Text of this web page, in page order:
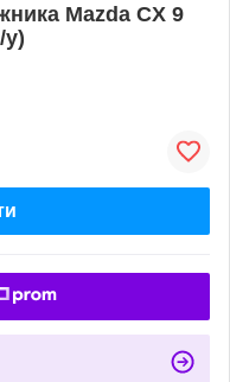
Mazda CX 9